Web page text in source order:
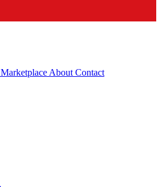
Marketplace About Contact